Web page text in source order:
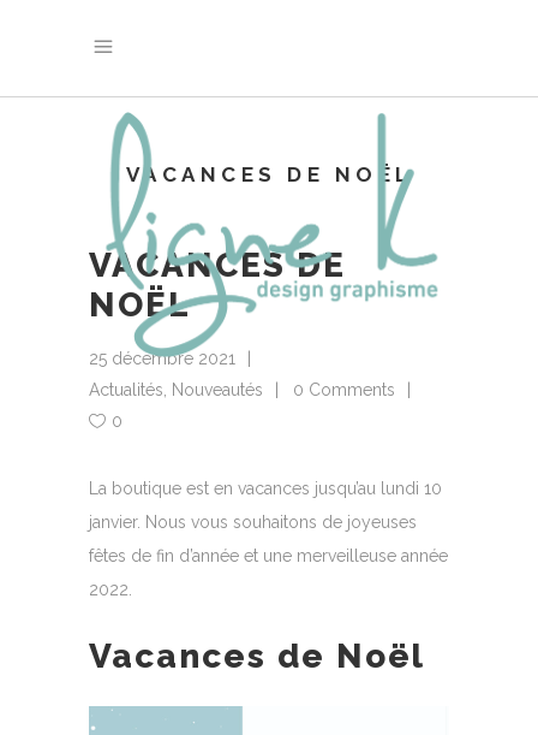
VACANCES DE NOËL
VACANCES DE
NOËL
25 décembre 2021
Actualités
Nouveautés
0 Comments
0
La boutique est en vacances jusqu’au lundi 10
janvier. Nous vous souhaitons de joyeuses
fêtes de fin d’année et une merveilleuse année
2022.
Vacances de Noël